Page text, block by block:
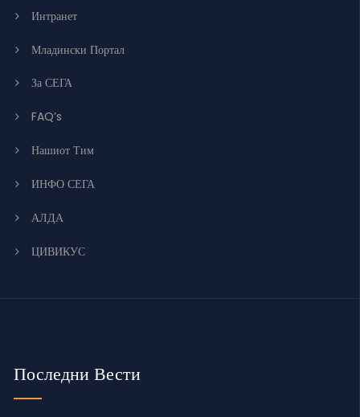
Интранет
Младински Портал
За СЕГА
FAQ’s
Нашиот Тим
ИНФО СЕГА
АЛДА
ЦИВИКУС
Последни Вести